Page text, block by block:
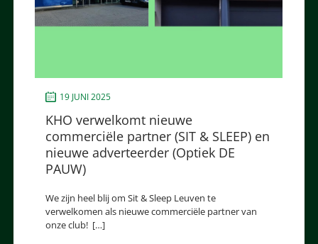
19 JUNI 2025
KHO verwelkomt nieuwe
commerciële partner (SIT & SLEEP) en
nieuwe adverteerder (Optiek DE
PAUW)
We zijn heel blij om Sit & Sleep Leuven te
verwelkomen als nieuwe commerciële partner van
onze club! […]